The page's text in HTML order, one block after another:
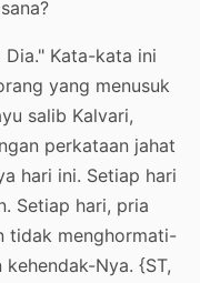
Kata-kata ini
yang menusuk
salib Kalvari,
perkataan jahat
hari ini. Setiap hari
Setiap hari, pria
tidak menghormati-
Nya. {ST,